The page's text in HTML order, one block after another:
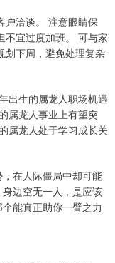
户洽谈。 注意眼睛保
不宜过度加班。 可与家
划下周，避免处理复杂
出生的属龙人职场机遇
属龙人事业上有望突
属龙人处于学习成长关
在人际僵局中却可能
边空无一人，是应该
能真正助你一臂之力